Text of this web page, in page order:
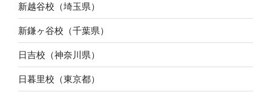
新越谷校（埼玉県）
新鎌ヶ谷校（千葉県）
日吉校（神奈川県）
日暮里校（東京都）